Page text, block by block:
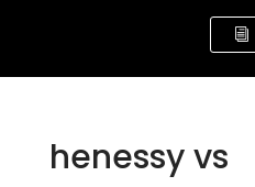
henessy vs